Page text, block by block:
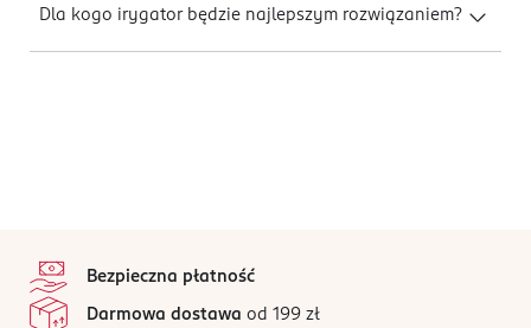
Dla kogo irygator będzie najlepszym rozwiązaniem?
Bezpieczna płatność
Darmowa dostawa od 199 zł